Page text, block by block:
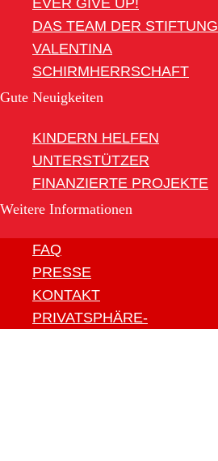
EVER GIVE UP!
DAS TEAM DER STIFTUNG
VALENTINA
SCHIRMHERRSCHAFT
Gute Neuigkeiten
KINDERN HELFEN
UNTERSTÜTZER
FINANZIERTE PROJEKTE
Weitere Informationen
FAQ
PRESSE
KONTAKT
PRIVATSPHÄRE-